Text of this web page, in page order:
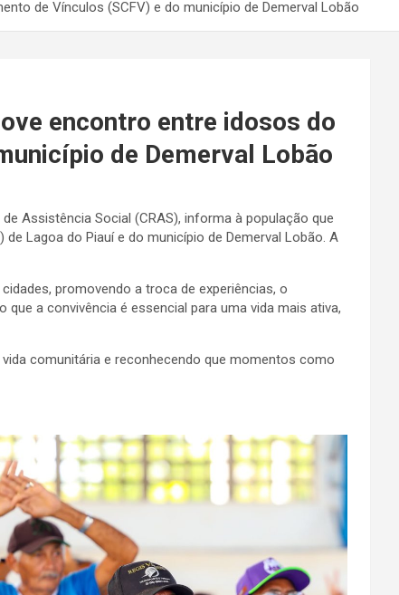
de Vínculos (SCFV) e do município de Demerval Lobão
encontro entre idosos do
de Demerval Lobão
Assistência Social (CRAS), informa à população que
Lagoa do Piauí e do município de Demerval Lobão. A
promovendo a troca de experiências, o
a convivência é essencial para uma vida mais ativa,
comunitária e reconhecendo que momentos como